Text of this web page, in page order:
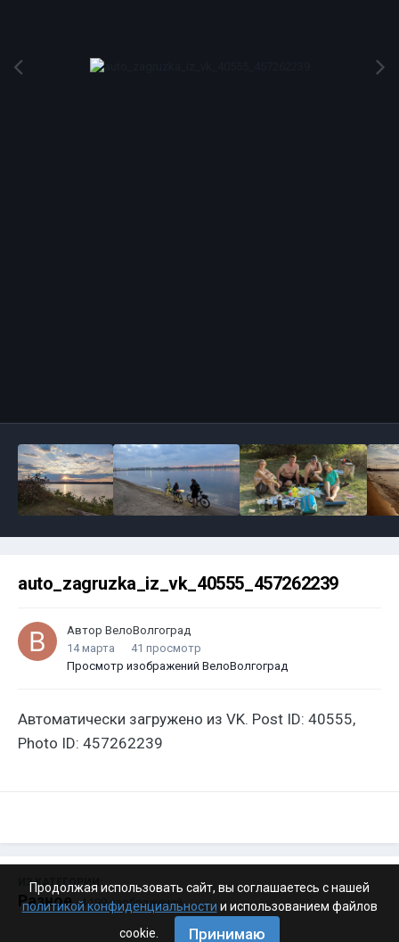
auto_zagruzka_iz_vk_40555_457262239
Автор ВелоВолгоград
14 марта
41 просмотр
Просмотр изображений ВелоВолгоград
Автоматически загружено из VK. Post ID: 40555,
Photo ID: 457262239
ИЗ КАТЕГОРИИ:
Разное · 4 199 изображений
Продолжая использовать сайт, вы соглашаетесь с нашей
политикой конфиденциальности и использованием файлов
cookie.
Принимаю